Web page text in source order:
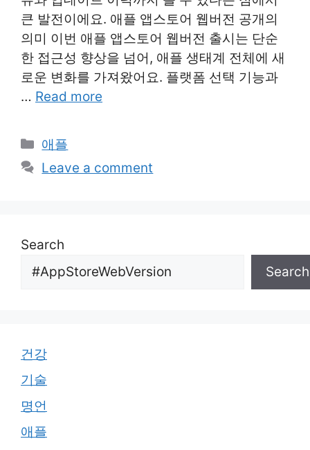
큰 발전이에요. 애플 앱스토어 웹버전 공개의
의미 이번 애플 앱스토어 웹버전 출시는 단순
한 접근성 향상을 넘어, 애플 생태계 전체에 새
로운 변화를 가져왔어요. 플랫폼 선택 기능과
… Read more
Categories
애플
Leave a comment
Search
Search
건강
기술
명언
애플